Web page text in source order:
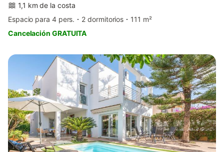
1,1 km de la costa
Espacio para 4 pers.
2 dormitorios
111 m²
Cancelación GRATUITA